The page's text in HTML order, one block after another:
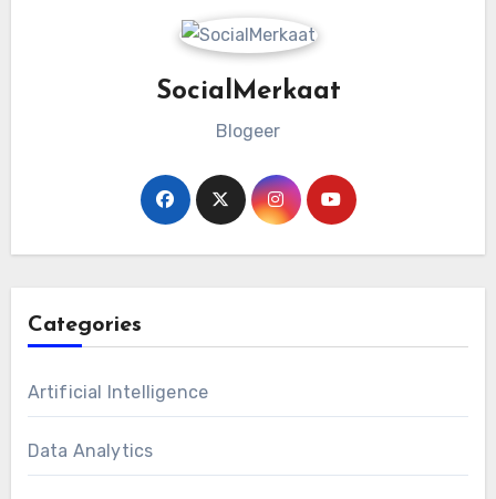
SocialMerkaat
Blogeer
Categories
Artificial Intelligence
Data Analytics